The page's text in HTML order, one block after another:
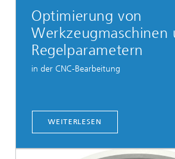
Optimierung von
Werkzeugmaschinen
Regelparametern
in der CNC-Bearbeitung
WEITERLESEN